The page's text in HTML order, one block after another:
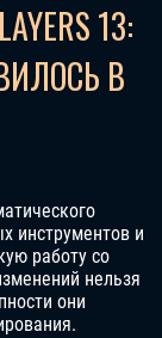
13:
В
инструментов и
работу со
нельзя
они